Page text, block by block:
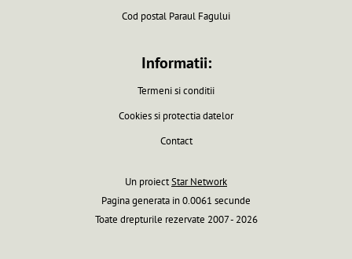
Cod postal Paraul Fagului
Informatii:
Termeni si conditii
Cookies si protectia datelor
Contact
Un proiectStar Network
Pagina generata in 0.0061 secunde
Toate drepturile rezervate 2007 - 2026